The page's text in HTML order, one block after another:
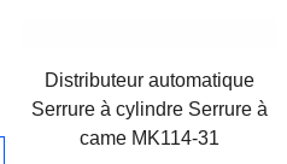
Distributeur automatique
Serrure à cylindre Serrure à
came MK114-31